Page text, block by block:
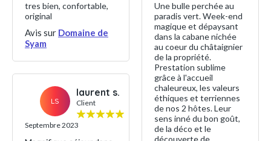
tres bien, confortable,
original
Avis sur Domaine de
Syam
LS
laurent s.
Client
Septembre 2023
Une bulle perchée au
paradis vert. Week-end
magique et dépaysant
dans la cabane nichée
au coeur du châtaignier
de la propriété.
Prestation sublime
grâce à l'accueil
chaleureux, les valeurs
éthiques et terriennes
de nos 2 hôtes. Leur
sens inné du bon goût,
de la déco et le
découverte de